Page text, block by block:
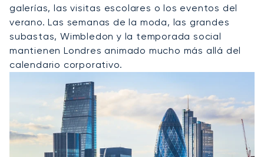
galerías, las visitas escolares o los eventos del
verano. Las semanas de la moda, las grandes
subastas, Wimbledon y la temporada social
mantienen Londres animado mucho más allá del
calendario corporativo.